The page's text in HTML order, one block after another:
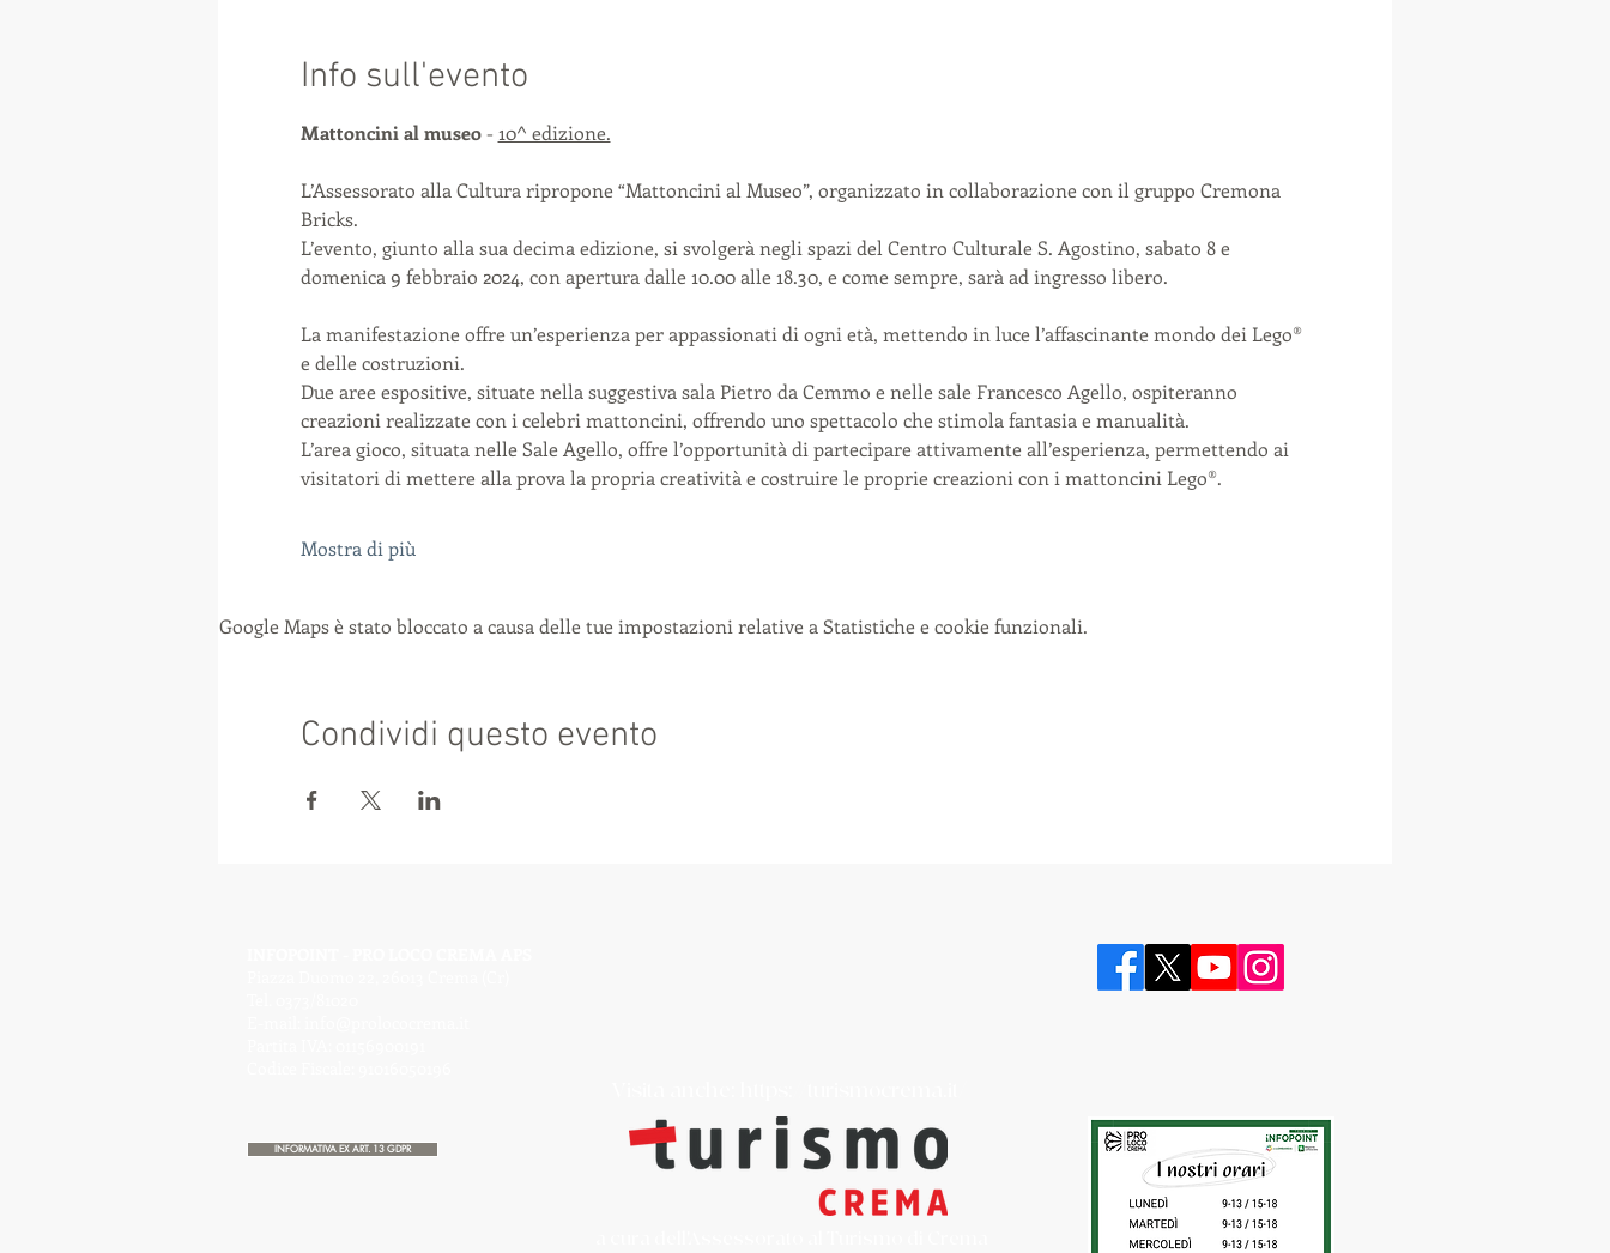
Info sull'evento
Mattoncini al museo - 10^ edizione.
L’Assessorato alla Cultura ripropone “Mattoncini al Museo”, organizzato in collaborazione con il gruppo Cremona
Bricks.
L’evento, giunto alla sua decima edizione, si svolgerà negli spazi del Centro Culturale S. Agostino, sabato 8 e
domenica 9 febbraio 2024, con apertura dalle 10.00 alle 18.30, e come sempre, sarà ad ingresso libero.
La manifestazione offre un’esperienza per appassionati di ogni età, mettendo in luce l’affascinante mondo dei Lego®
e delle costruzioni.
Due aree espositive, situate nella suggestiva sala Pietro da Cemmo e nelle sale Francesco Agello, ospiteranno
creazioni realizzate con i celebri mattoncini, offrendo uno spettacolo che stimola fantasia e manualità.
L’area gioco, situata nelle Sale Agello, offre l’opportunità di partecipare attivamente all’esperienza, permettendo ai
visitatori di mettere alla prova la propria creatività e costruire le proprie creazioni con i mattoncini Lego®.
Mostra di più
Google Maps è stato bloccato a causa delle tue impostazioni relative a Statistiche e cookie funzionali.
Condividi questo evento
INFORMATIVA EX ART. 13 GDPR